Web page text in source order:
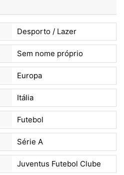
Desporto / Lazer
Sem nome próprio
Europa
Itália
Futebol
Série A
Juventus Futebol Clube